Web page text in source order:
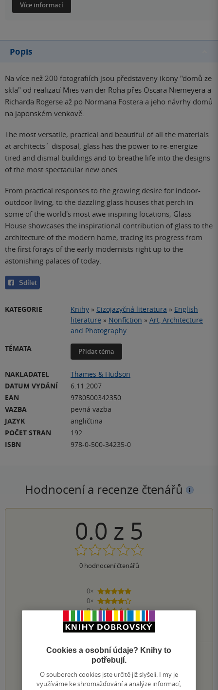
Více informací
Popis
Na více než 200 fotografiích jsou představeny ikony "domů ze
skla" od realizací Mies van der Roha přes Oscara Niemeyera a
Richarda Rogerse až po Normana Fostera a jeho návrhy domů
na japonském venkově.
The most versatile, practical and beautiful of all the materials
at architects´ disposal, glass has the power to re-energize
tired and dismal buildings and to breathe life into the designs
of the most spectacular new ones
From practical responses to the growing desire for indoor-
outdoor living, to the dazzling glass houses that perch in
some of the world's most awe-inspiring locations, Glass
House showcases the inspirational contribution of glass to the
architecture of the modern home, tracing its progress from
the first forays of the early modernists right up to the
astonishing palaces of today.
Sdílet
KATEGORIE Knihy » Cizojazyčná literatura » English
literature » Nonfiction » Art, Architecture
and Photography
TÉMATA
Přidat téma
NAKLADATEL
Thames & Hudson
DATUM VYDÁNÍ
6.11.2007
EAN
9780500342350
VAZBA
pevná vazba
JAZYK
angličtina
POČET STRAN
192
ISBN
978-0-500-34235-0
Hodnocení a recenze čtenářů
0.0 z 5
0hodnocení čtenářů
0×
5 hvězdiček
0×
4 hvězdičky
0×
3 hvězdičky
0×
2 hvězdičky
0×
1 hvezdička
PŘIDEJTE SVÉ HODNOCENÍ KNIHY
1 2 3 4 5
Cookies a osobní údaje? Knihy to
potřebují.
O souborech cookies jste určitě již slyšeli. I my je
využíváme ke shromažďování a analýze informací,